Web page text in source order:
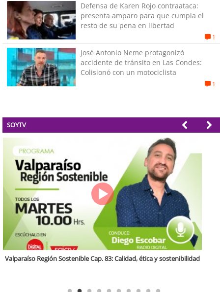
Defensa de Karen Rojo contraataca:
presenta amparo para que cumpla el
resto de su pena en libertad
1
José Antonio Neme protagonizó
accidente de tránsito en Las Condes:
Colisionó con un motociclista
1
SOYTV